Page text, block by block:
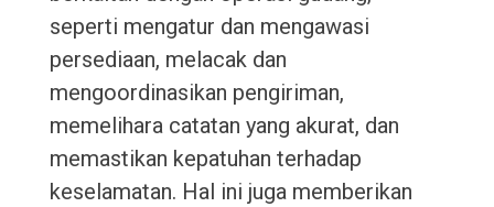
seperti mengatur dan mengawasi
persediaan, melacak dan
mengoordinasikan pengiriman,
memelihara catatan yang akurat, dan
memastikan kepatuhan terhadap
keselamatan. Hal ini juga memberikan